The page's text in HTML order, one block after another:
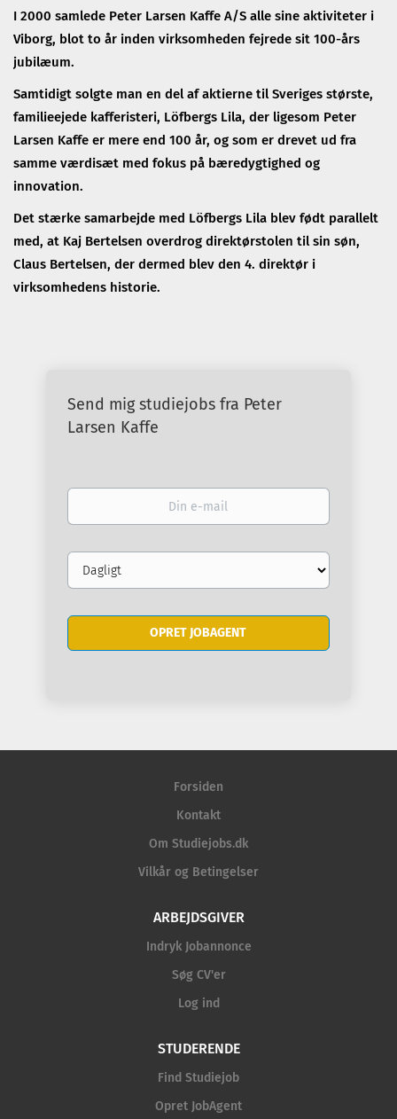
I 2000 samlede Peter Larsen Kaffe A/S alle sine aktiviteter i
Viborg, blot to år inden virksomheden fejrede sit 100-års
jubilæum.
Samtidigt solgte man en del af aktierne til Sveriges største,
familieejede kafferisteri, Löfbergs Lila, der ligesom Peter
Larsen Kaffe er mere end 100 år, og som er drevet ud fra
samme værdisæt med fokus på bæredygtighed og
innovation.
Det stærke samarbejde med Löfbergs Lila blev født parallelt
med, at Kaj Bertelsen overdrog direktørstolen til sin søn,
Claus Bertelsen, der dermed blev den 4. direktør i
virksomhedens historie.
Send mig studiejobs fra Peter
Larsen Kaffe
Din
Email
frequency
Forsiden
Kontakt
Om Studiejobs.dk
Vilkår og Betingelser
ARBEJDSGIVER
Indryk Jobannonce
Søg CV'er
Log ind
STUDERENDE
Find Studiejob
Opret JobAgent